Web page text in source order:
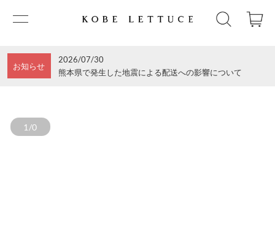
お知らせ
2026/07/30
熊本県で発生した地震による配送への影響について
1/0